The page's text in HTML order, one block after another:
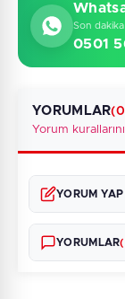
Son
0501
YORUMLAR
Yorum
YORUM YAP
YORUMLAR